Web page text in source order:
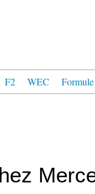
F2 WEC